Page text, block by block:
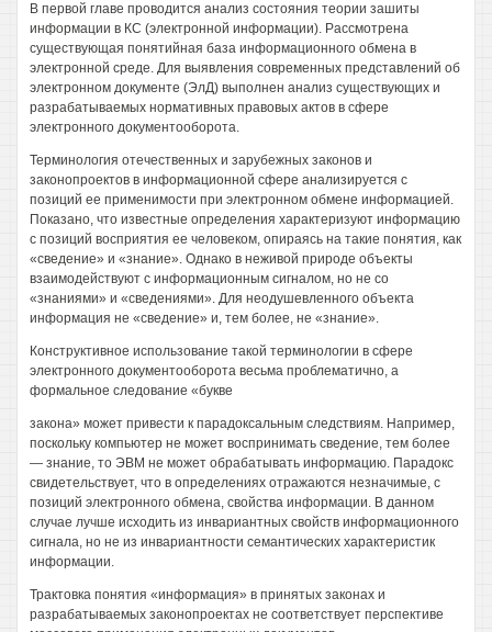
В первой главе проводится анализ состояния теории зашиты
информации в КС (электронной информации). Рассмотрена
существующая понятийная база информационного обмена в
электронной среде. Для выявления современных представлений об
электронном документе (ЭлД) выполнен анализ существующих и
разрабатываемых нормативных правовых актов в сфере
электронного документооборота.
Терминология отечественных и зарубежных законов и
законопроектов в информационной сфере анализируется с
позиций ее применимости при электронном обмене информацией.
Показано, что известные определения характеризуют информацию
с позиций восприятия ее человеком, опираясь на такие понятия, как
«сведение» и «знание». Однако в неживой природе объекты
взаимодействуют с информационным сигналом, но не со
«знаниями» и «сведениями». Для неодушевленного объекта
информация не «сведение» и, тем более, не «знание».
Конструктивное использование такой терминологии в сфере
электронного документооборота весьма проблематично, а
формальное следование «букве
закона» может привести к парадоксальным следствиям. Например,
поскольку компьютер не может воспринимать сведение, тем более
— знание, то ЭВМ не может обрабатывать информацию. Парадокс
свидетельствует, что в определениях отражаются незначимые, с
позиций электронного обмена, свойства информации. В данном
случае лучше исходить из инвариантных свойств информационного
сигнала, но не из инвариантности семантических характеристик
информации.
Трактовка понятия «информация» в принятых законах и
разрабатываемых законопроектах не соответствует перспективе